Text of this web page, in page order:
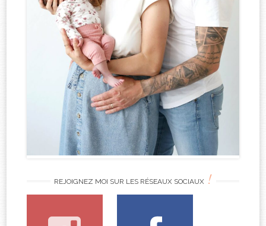
REJOIGNEZ MOI SUR LES RÉSEAUX SOCIAUX !